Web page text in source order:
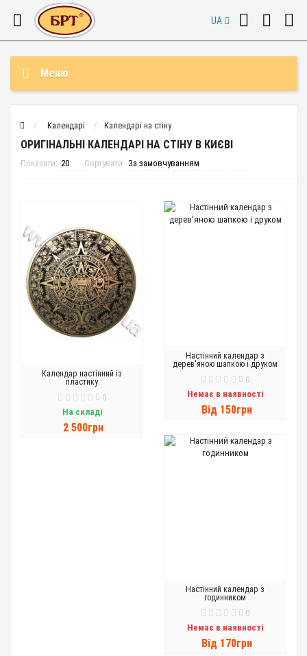
UA
Меню
Календарі Календарі на стіну
ОРИГІНАЛЬНІ КАЛЕНДАРІ НА СТІНУ В КИЄВІ
Показати: Сортувати:
Календар настінний із
пластику
0
На складі
2 500грн
Настінний календар з
дерев'яною шапкою і друком
0
Немає в наявності
Вiд 150грн
Настінний календар з
годинником
0
Немає в наявності
Вiд 170грн